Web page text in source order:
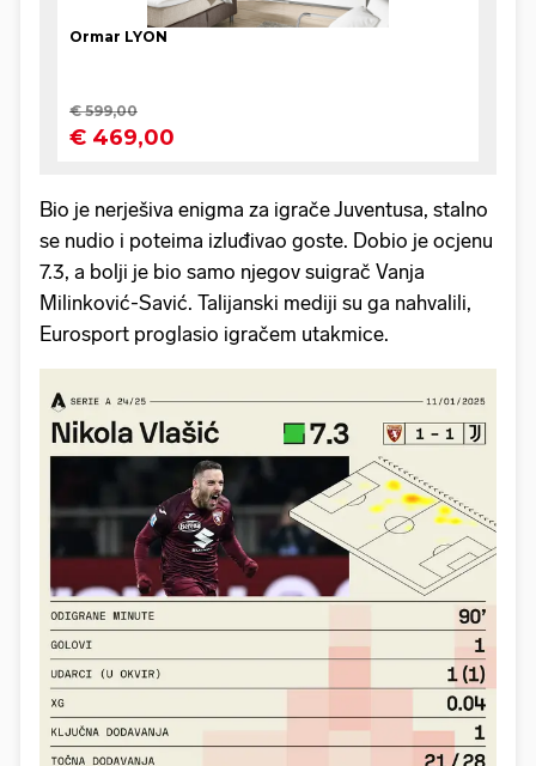
Bio je nerješiva enigma za igrače Juventusa, stalno
se nudio i poteima izluđivao goste. Dobio je ocjenu
7.3, a bolji je bio samo njegov suigrač Vanja
Milinković-Savić. Talijanski mediji su ga nahvalili,
Eurosport proglasio igračem utakmice.